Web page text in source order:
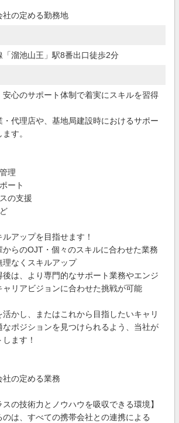
社の定める勤務地
「溜池山王」駅8番出口徒歩2分
安心のサポート体制で着実にスキルを習得
代理店や、基地局建設時におけるサポー
す。
理
ート
の支援
アップを目指せます！
らのOJT・個々のスキルに合わせた業務
理なくスキルアップ
は、より専門的なサポート業務やエンジ
ャリアビジョンに合わせた挑戦が可能
活かし、またはこれから目指したいキャリ
なポジションを見つけられるよう、当社が
ます！
社の定める業務
スの技術力とノウハウを吸収できる環境】
のは、すべての携帯会社との連携による